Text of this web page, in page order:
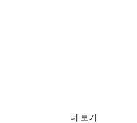
더 보기